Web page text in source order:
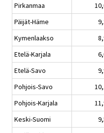
Pirkanmaa
Päijät-Häme
Kymenlaakso
Etelä-Karjala
Etelä-Savo
Pohjois-Savo
Pohjois-Karjala
Keski-Suomi